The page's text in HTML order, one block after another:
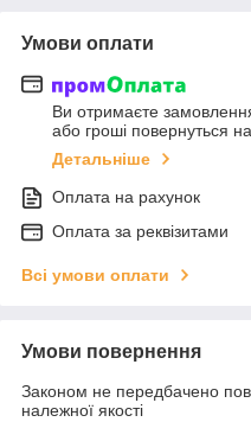
Умови оплати
Ви отримаєте
або гроші повернуться
Детальніше
Оплата на рахунок
Оплата за реквізитами
Всі умови оплати
Умови повернення
Законом не передбачено
належної якості